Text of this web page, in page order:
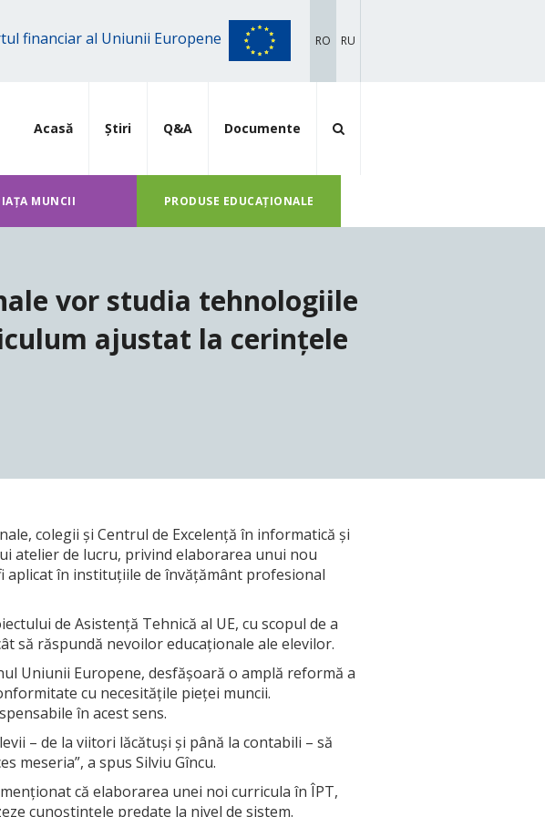
financiar al Uniunii Europene RO RU
Acasă Știri Q&A Documente
MUNCII PRODUSE EDUCAȚIONALE
vor studia tehnologiile
ajustat la cerințele
colegii și Centrul de Excelență în informatică și
atelier de lucru, privind elaborarea unui nou
în instituțiile de învățământ profesional
de Asistență Tehnică al UE, cu scopul de a
să răspundă nevoilor educaționale ale elevilor.
Uniunii Europene, desfășoară o amplă reformă a
cu necesitățile pieței muncii.
în acest sens.
– de la viitori lăcătuși și până la contabili – să
meseria”, a spus Silviu Gîncu.
că elaborarea unei noi curricula în ÎPT,
cunoștințele predate la nivel de sistem.